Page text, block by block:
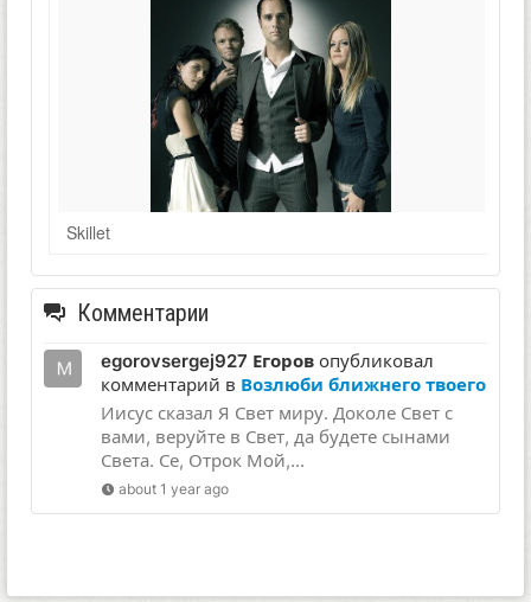
Skillet
Комментарии
egorovsergej927 Егоров опубликовал
комментарий в Возлюби ближнего твоего
Иисус сказал Я Свет миру. Доколе Свет с
вами, веруйте в Свет, да будете сынами
Света. Се, Отрок Мой,...
about 1 year ago